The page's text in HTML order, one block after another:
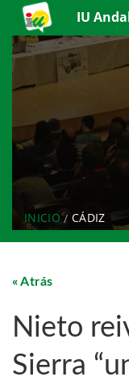
IU
INICIO CÁDIZ
Atrás
Nieto
Sierra